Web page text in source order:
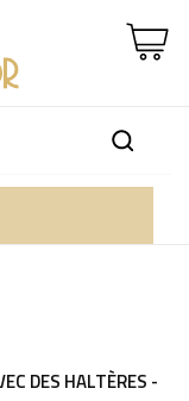
DES HALTÈRES -